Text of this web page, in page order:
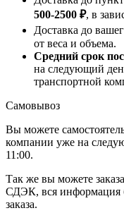
500-2500 ₽, в
Доставка до
от веса и объема.
Средний срок
на следующий
транспортной
Самовывоз
Вы можете
компании уже на
11:00.
Так же вы можете
СДЭК, вся информация
заказа.